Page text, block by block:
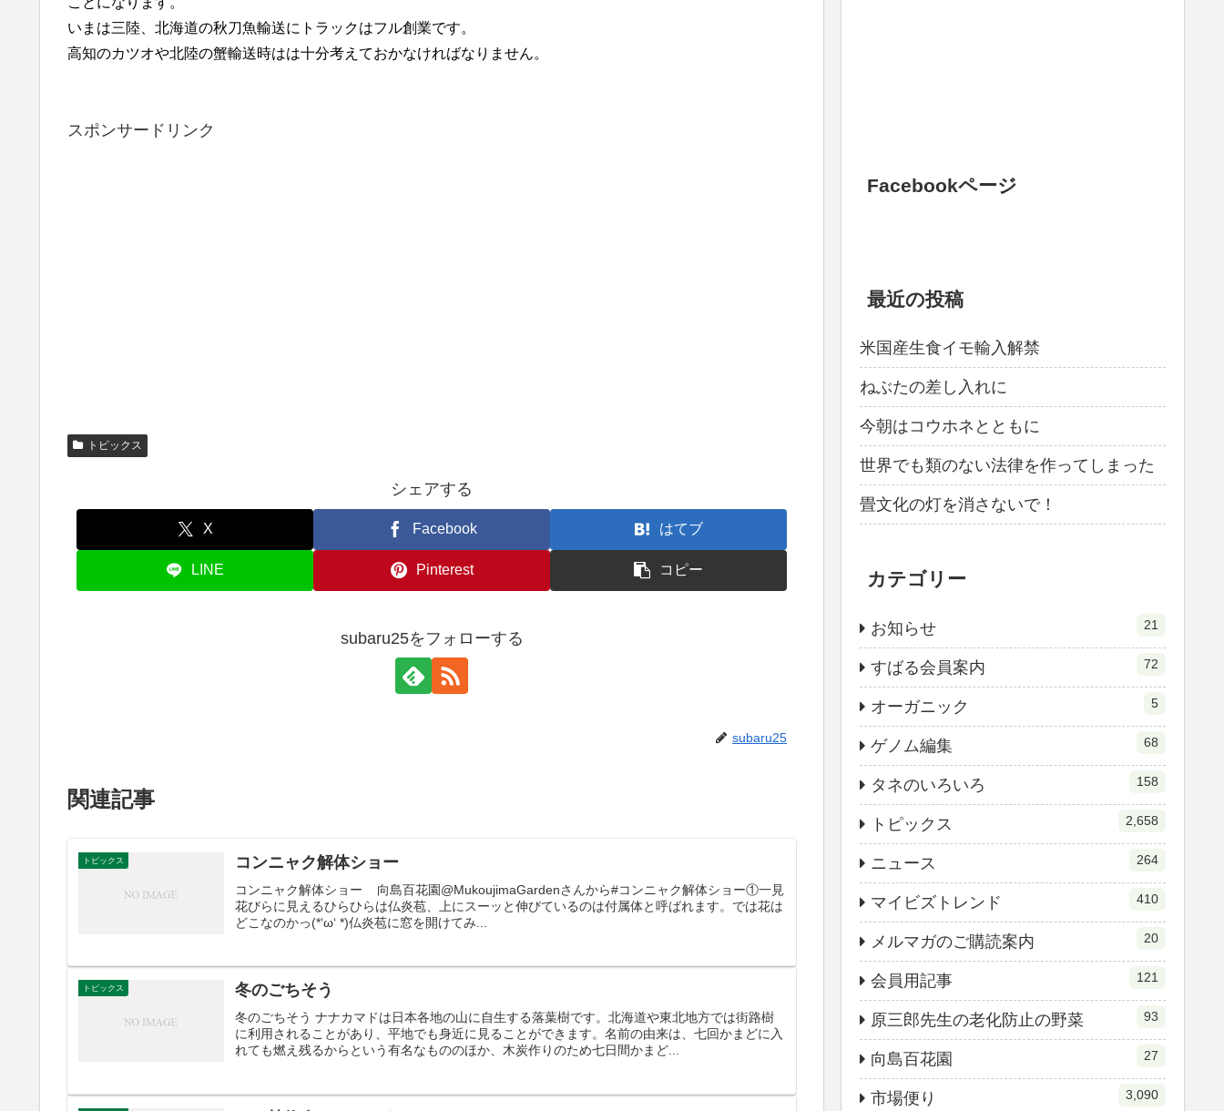
いまは三陸、北海道の秋刀魚輸送にトラックはフル創業です。
高知のカツオや北陸の蟹輸送時はは十分考えておかなければなりません。
スポンサードリンク
トピックス
シェアする
X Facebook はてブ
LINE Pinterest コピー
subaru25をフォローする
subaru25
関連記事
トピックス コンニャク解体ショー
コンニャク解体ショー 向島百花園@MukoujimaGardenさんから#コンニャク解体ショー①一見
花びらに見えるひらひらは仏炎苞、上にスーッと伸びているのは付属体と呼ばれます。では花は
どこなのかっ(*‘ω‘ *)仏炎苞に窓を開けてみ...
トピックス 冬のごちそう
冬のごちそう ナナカマドは日本各地の山に自生する落葉樹です。北海道や東北地方では街路樹
に利用されることがあり、平地でも身近に見ることができます。名前の由来は、七回かまどに入
れても燃え残るからという有名なもののほか、木炭作りのため七日間かまど...
Facebookページ
最近の投稿
米国産生食イモ輸入解禁
ねぶたの差し入れに
今朝はコウホネとともに
世界でも類のない法律を作ってしまった
畳文化の灯を消さないで！
カテゴリー
お知らせ 21
すばる会員案内 72
オーガニック 5
ゲノム編集 68
タネのいろいろ 158
トピックス 2,658
ニュース 264
マイビズトレンド 410
メルマガのご購読案内 20
会員用記事 121
原三郎先生の老化防止の野菜 93
向島百花園 27
市場便り 3,090